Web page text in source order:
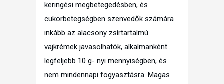
keringési megbetegedésben, és
cukorbetegségben szenvedők számára
inkább az alacsony zsírtartalmú
vajkrémek javasolhatók, alkalmanként
legfeljebb 10 g- nyi mennyiségben, és
nem mindennapi fogyasztásra. Magas